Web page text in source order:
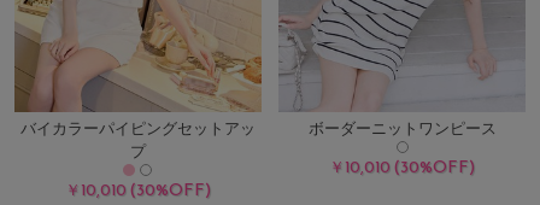
バイカラーパイピングセットアッ
プ
￥10,010(30%OFF)
ボーダーニットワンピース
￥10,010(30%OFF)